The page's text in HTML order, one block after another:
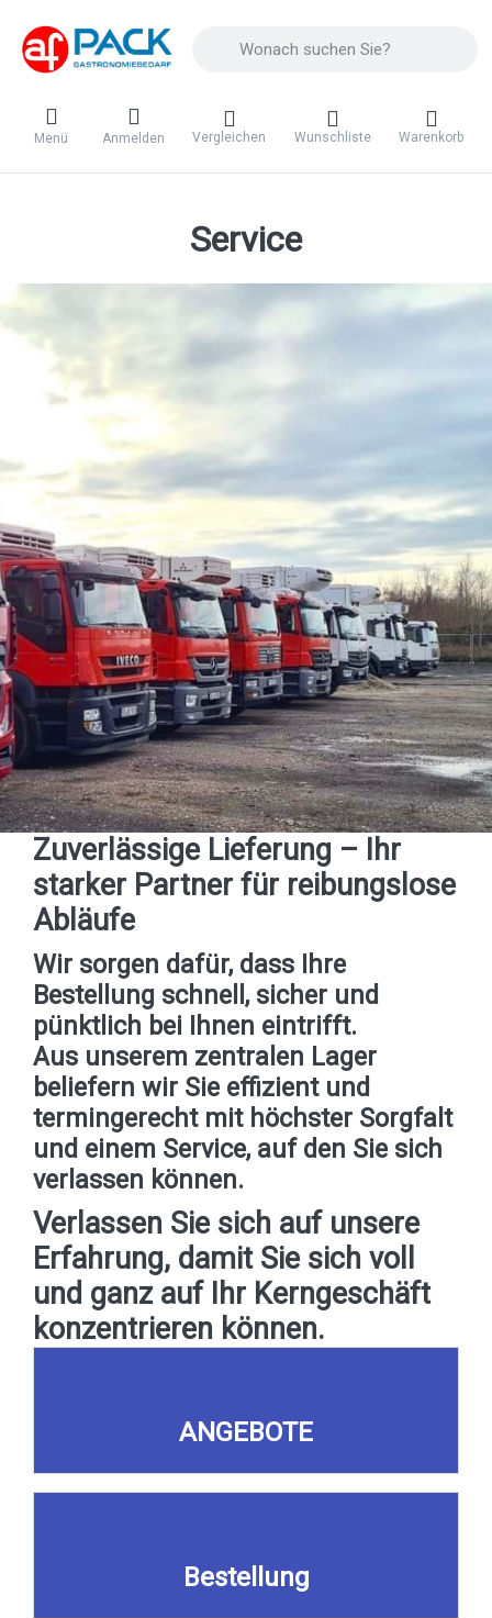
Menü Anmelden Vergleichen Wunschliste Warenkorb
Service
Zuverlässige Lieferung – Ihr
starker Partner für reibungslose
Abläufe
Wir sorgen dafür, dass Ihre
Bestellung schnell, sicher und
pünktlich bei Ihnen eintrifft.
Aus unserem zentralen Lager
beliefern wir Sie effizient und
termingerecht mit höchster Sorgfalt
und einem Service, auf den Sie sich
verlassen können.
Verlassen Sie sich auf unsere
Erfahrung, damit Sie sich voll
und ganz auf Ihr Kerngeschäft
konzentrieren können.
ANGEBOTE
Bestellung